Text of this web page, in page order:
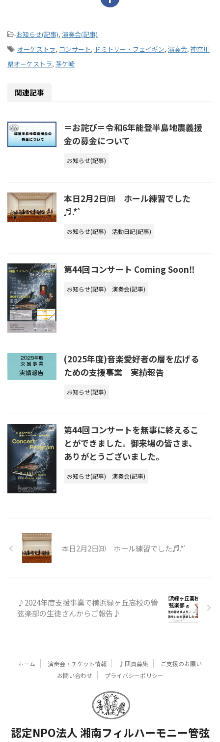
-お知らせ(記事), 演奏会(記事)
-オーケストラ, コンサート, ドミトリー・フェイギン, 演奏会, 神奈川
県オーケストラ, 茅ケ崎
関連記事
＝お詫び＝令和6年能登半島地震義援
金の募金について
お知らせ(記事)
本日2月2日㈰ ホール練習でした
♬.*ﾟ
お知らせ(記事) 活動日記(記事)
第44回コンサート Coming Soon‼
お知らせ(記事) 演奏会(記事)
(2025年度)音楽愛好者の層を広げる
ための支援事業 実績報告
お知らせ(記事)
第44回コンサートを無事に終えるこ
とができました。御来場の皆さま、
ありがとうございました。
お知らせ(記事) 演奏会(記事)
本日2月2日㈰ ホール練習でした♬.*ﾟ
♪2024年度支援事業で横浜緑ヶ丘高校の管
弦楽部の生徒さんからご報告♪
ホーム 演奏会・チケット情報 ♪団員募集
ご支援のお願い
お問い合わせ
プライバシーポリシー
認定NPO法人 湘南フィルハーモニー管弦